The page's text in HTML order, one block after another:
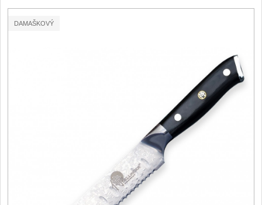
Vrácení Do
14 Dnů
Nože na ovoce a
zeleninu 43
DAMAŠKOVÝ